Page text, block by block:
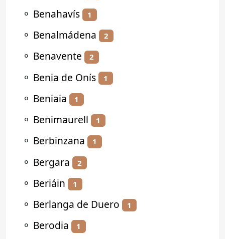
⚬ Benahavís 1
⚬ Benalmádena 2
⚬ Benavente 2
⚬ Benia de Onís 1
⚬ Beniaia 1
⚬ Benimaurell 1
⚬ Berbinzana 1
⚬ Bergara 2
⚬ Beriáin 1
⚬ Berlanga de Duero 1
⚬ Berodia 1